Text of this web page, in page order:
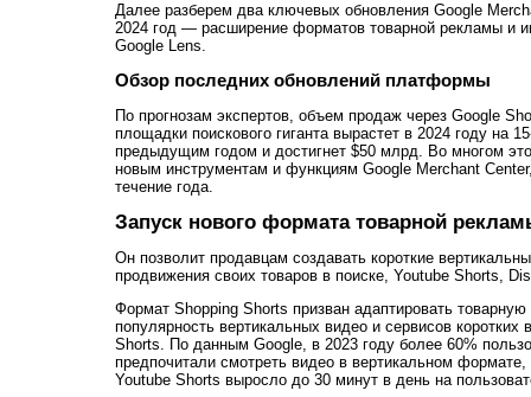
Далее разберем два ключевых обновления Google
2024 год — расширение форматов товарной рекламы и
Google Lens.
Обзор последних обновлений платформы
По прогнозам экспертов, объем продаж через Google
площадки поискового гиганта вырастет в 2024 году на
предыдущим годом и достигнет $50 млрд. Во многом
новым инструментам и функциям Google Merchant
течение года.
Запуск нового формата товарной
Он позволит продавцам создавать короткие
продвижения своих товаров в поиске, Youtube Shorts,
Формат Shopping Shorts призван адаптировать
популярность вертикальных видео и сервисов коротких
Shorts. По данным Google, в 2023 году более 60%
предпочитали смотреть видео в вертикальном
Youtube Shorts выросло до 30 минут в день на